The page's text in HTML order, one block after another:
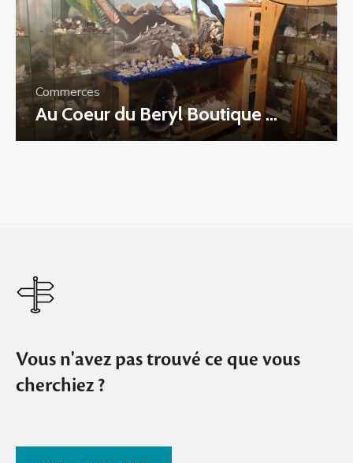
Commerces
Au Coeur du Beryl Boutique ...
Vous n'avez pas trouvé ce que vous
cherchiez ?